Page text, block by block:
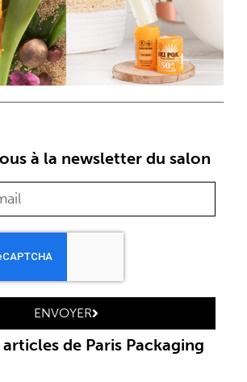
à la newsletter du salon
ENVOYER
de Paris Packaging